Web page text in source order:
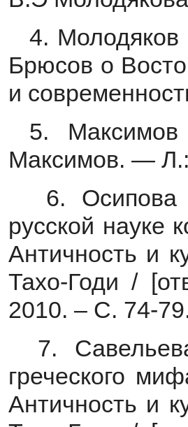
4. Молодяков
Брюсов о
и
5.
Максимов. — Л.:
6. Осипова
русской
Античность и
Тахо-Годи /
2010. – С. 74-
7.
греческого
Античность и